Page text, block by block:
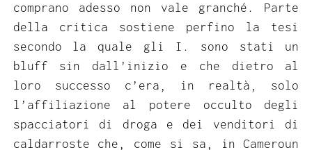
comprano adesso non vale granché. Parte
della critica sostiene perfino la tesi
secondo la quale gli I. sono stati un
bluff sin dall’inizio e che dietro al
loro successo c’era, in realtà, solo
l’affiliazione al potere occulto degli
spacciatori di droga e dei venditori di
caldarroste che, come si sa, in Cameroun